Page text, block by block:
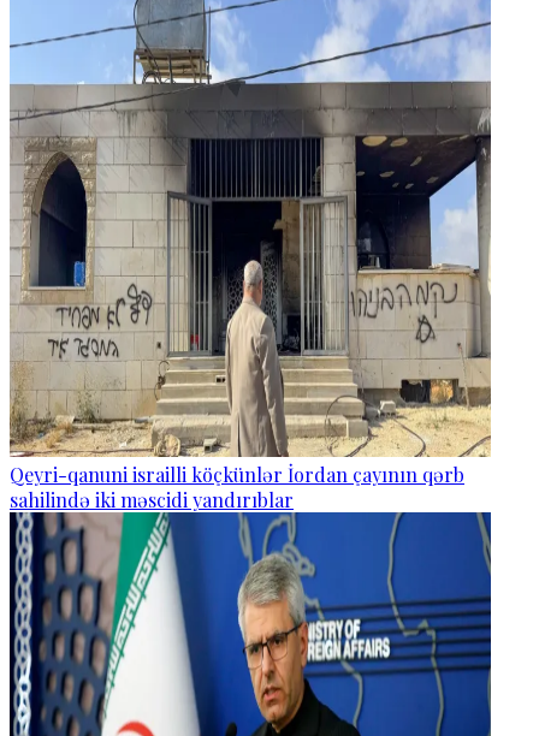
Qeyri-qanuni israilli köçkünlər İordan çayının qərb
sahilində iki məscidi yandırıblar